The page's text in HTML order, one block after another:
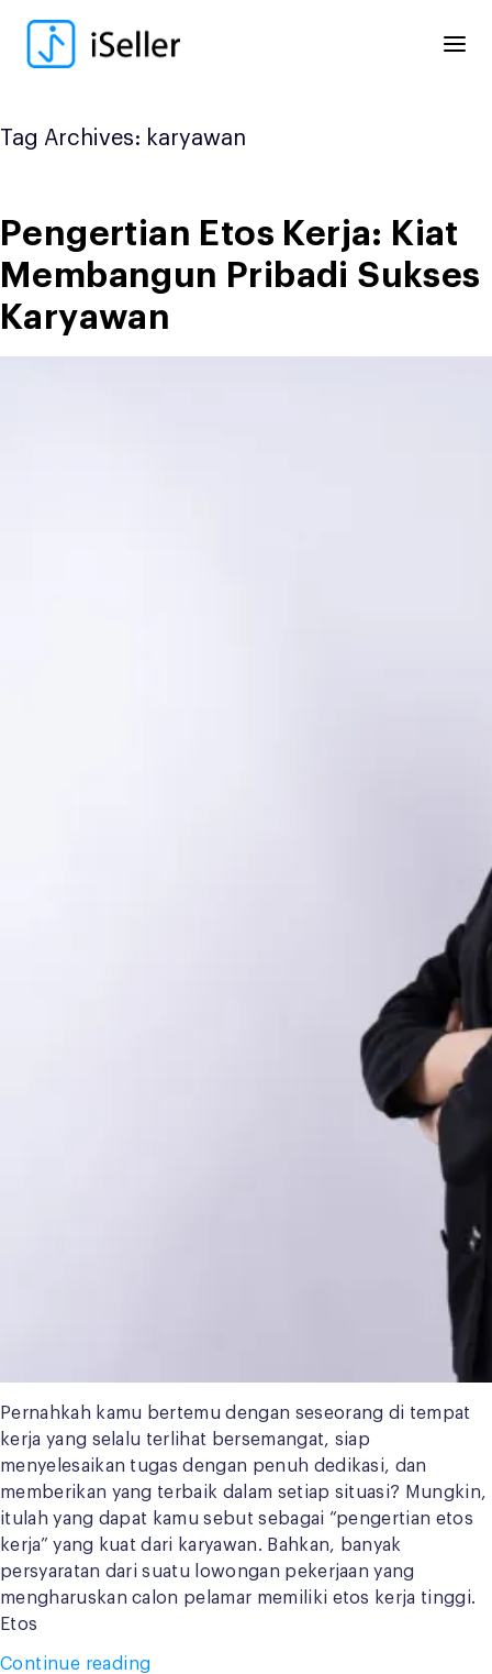
content
Tag Archives: karyawan
Pengertian Etos Kerja: Kiat
Membangun Pribadi Sukses
Karyawan
Pernahkah kamu bertemu dengan seseorang di tempat
kerja yang selalu terlihat bersemangat, siap
menyelesaikan tugas dengan penuh dedikasi, dan
memberikan yang terbaik dalam setiap situasi? Mungkin,
itulah yang dapat kamu sebut sebagai “pengertian etos
kerja” yang kuat dari karyawan. Bahkan, banyak
persyaratan dari suatu lowongan pekerjaan yang
mengharuskan calon pelamar memiliki etos kerja tinggi.
Etos
Continue reading“Pengertian